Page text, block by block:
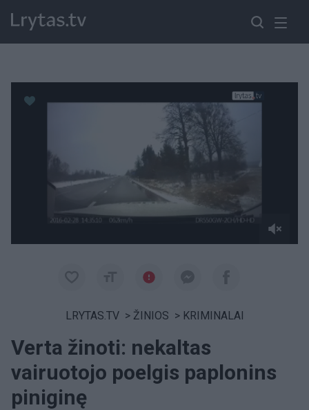
Paremkite Ukrainą
LRYTAS.TV > ŽINIOS > KRIMINALAI
Verta žinoti: nekaltas
vairuotojo poelgis paplonins
piniginę